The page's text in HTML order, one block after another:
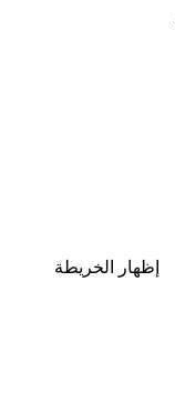
إظهار الخريطة